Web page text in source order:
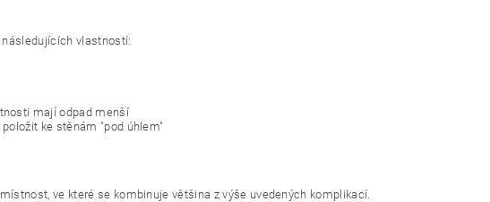
vlastností:
mají odpad menší
ke stěnám "pod úhlem"
ve které se kombinuje většina z výše uvedených komplikací.